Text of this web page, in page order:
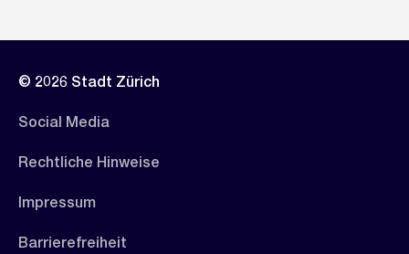
© 2026 Stadt Zürich
Social Media
Rechtliche Hinweise
Impressum
Barrierefreiheit